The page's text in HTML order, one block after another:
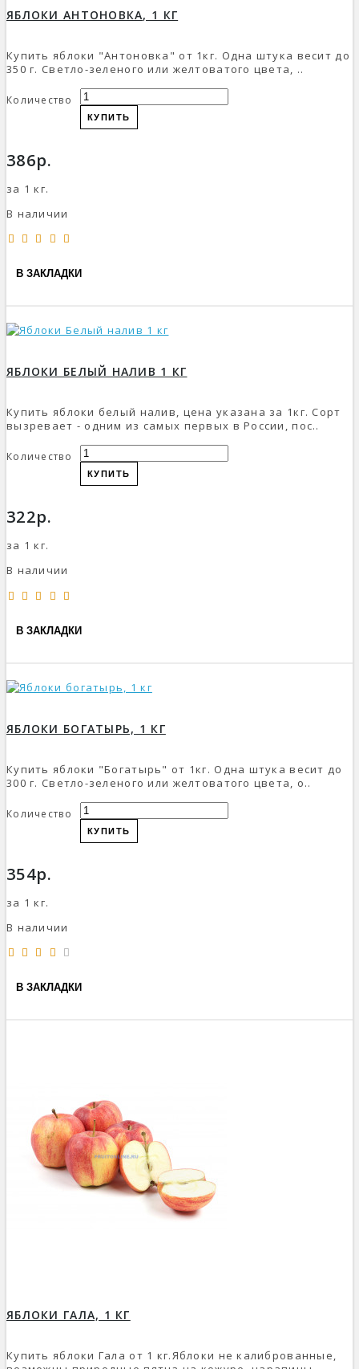
ЯБЛОКИ АНТОНОВКА, 1 КГ
Купить яблоки "Антоновка" от 1кг. Одна штука весит до
350 г. Светло-зеленого или желтоватого цвета, ..
Количество
КУПИТЬ
386р.
за 1 кг.
В наличии
В ЗАКЛАДКИ
ЯБЛОКИ БЕЛЫЙ НАЛИВ 1 КГ
Купить яблоки белый налив, цена указана за 1кг. Сорт
вызревает - одним из самых первых в России, пос..
Количество
КУПИТЬ
322р.
за 1 кг.
В наличии
В ЗАКЛАДКИ
ЯБЛОКИ БОГАТЫРЬ, 1 КГ
Купить яблоки "Богатырь" от 1кг. Одна штука весит до
300 г. Светло-зеленого или желтоватого цвета, о..
Количество
КУПИТЬ
354р.
за 1 кг.
В наличии
В ЗАКЛАДКИ
ЯБЛОКИ ГАЛА, 1 КГ
Купить яблоки Гала от 1 кг.Яблоки не калиброванные,